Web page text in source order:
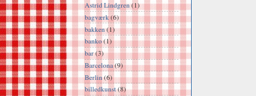
Astrid Lindgren(1)
bagværk(6)
bakken(1)
banko(1)
bar(3)
Barcelona(9)
Berlin(6)
billedkunst(8)